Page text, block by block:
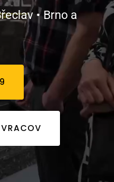
• Brno a
VRACOV